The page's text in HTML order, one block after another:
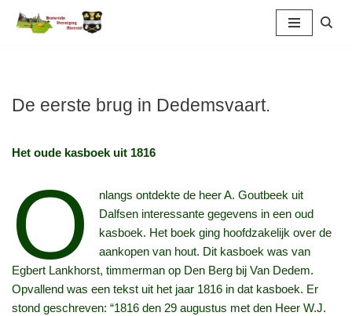
inhoud
De eerste brug in Dedemsvaart.
Het oude kasboek uit 1816
O
nlangs ontdekte de heer A. Goutbeek uit
Dalfsen interessante gegevens in een oud
kasboek. Het boek ging hoofdzakelijk over de
aankopen van hout. Dit kasboek was van
Egbert Lankhorst, timmerman op Den Berg bij Van Dedem.
Opvallend was een tekst uit het jaar 1816 in dat kasboek. Er
stond geschreven: “1816 den 29 augustus met den Heer W.J.